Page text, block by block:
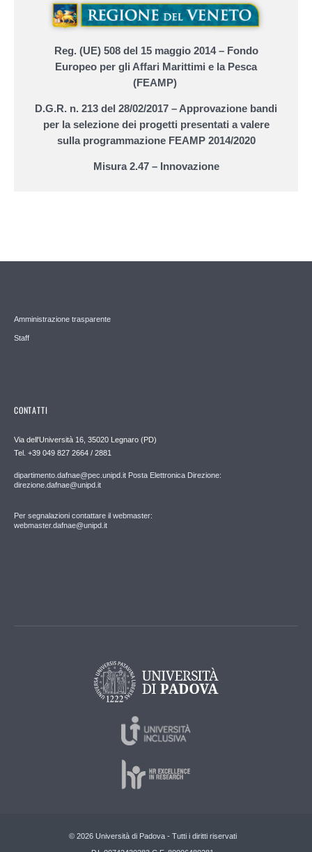
Reg. (UE) 508 del 15 maggio 2014 – Fondo
Europeo per gli Affari Marittimi e la Pesca
(FEAMP)
D.G.R. n. 213 del 28/02/2017 – Approvazione bandi
per la selezione dei progetti presentati a valere
sulla programmazione FEAMP 2014/2020
Misura 2.47 – Innovazione
Amministrazione trasparente
Staff
CONTATTI
Via dell'Università 16, 35020 Legnaro (PD)
Tel. +39 049 827 2664 / 2881
dipartimento.dafnae@pec.unipd.it Posta Elettronica Direzione:
direzione.dafnae@unipd.it
Per segnalazioni contattare il webmaster:
webmaster.dafnae@unipd.it
© 2026 Università di Padova - Tutti i diritti riservati